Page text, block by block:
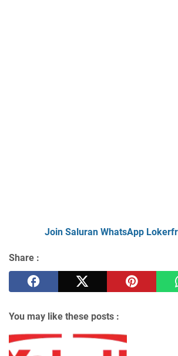
Join Saluran WhatsApp
Share :
You may like these posts :